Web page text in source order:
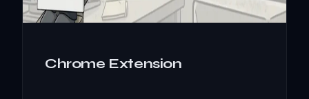
Chrome Extension